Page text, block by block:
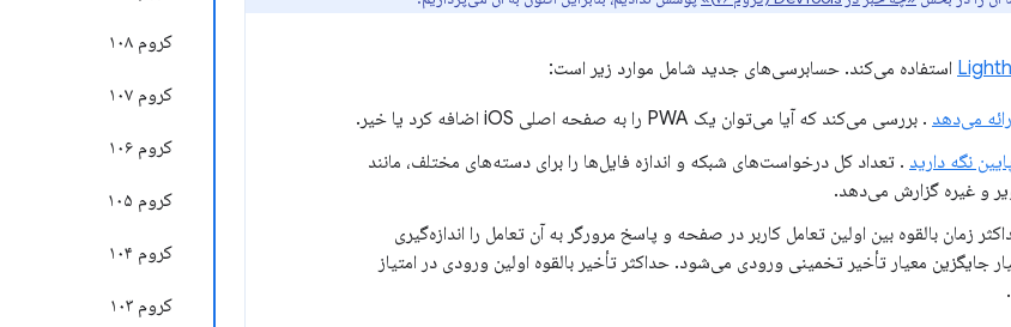
کروم ۱۰۸
کروم ۱۰۷
کروم ۱۰۶
کروم ۱۰۵
کروم ۱۰۴
کروم ۱۰۳
استفاده می‌کند. حسابرسی‌های جدید شامل موارد زیر است:
می‌دهد . بررسی می‌کند که آیا می‌توان یک PWA را به صفحه اصلی iOS اضافه کرد یا خیر.
نگه دارید . تعداد کل درخواست‌های شبکه و اندازه فایل‌ها را برای دسته‌های مختلف، مانند
و غیره گزارش می‌دهد.
زمان بالقوه بین اولین تعامل کاربر در صفحه و پاسخ مرورگر به آن تعامل را اندازه‌گیری
جایگزین معیار تأخیر تخمینی ورودی می‌شود. حداکثر تأخیر بالقوه اولین ورودی در امتیاز